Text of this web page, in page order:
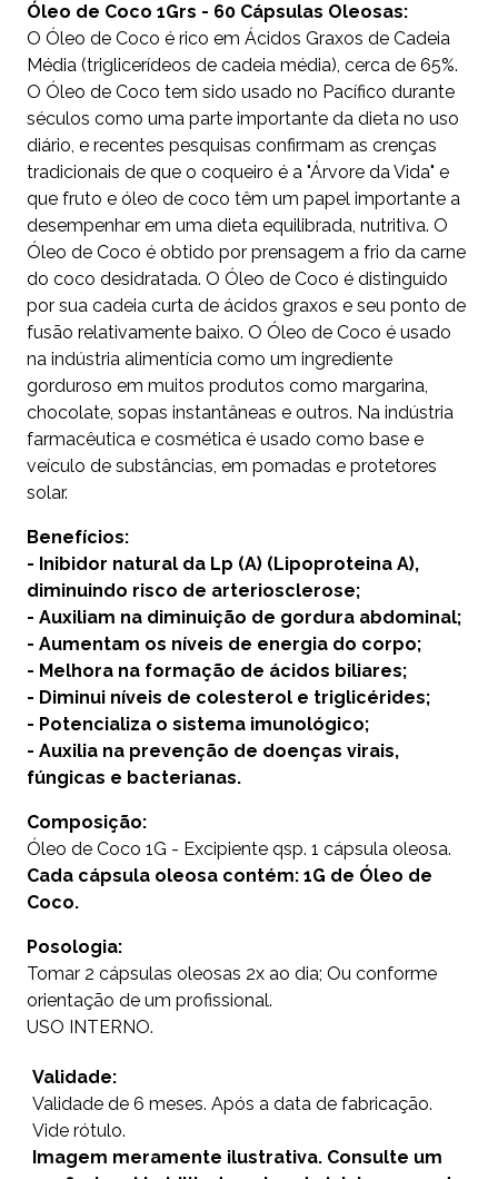
Óleo de Coco 1Grs - 60 Cápsulas Oleosas:
O Óleo de Coco é rico em Ácidos Graxos de Cadeia
Média (triglicerídeos de cadeia média), cerca de 65%.
O Óleo de Coco tem sido usado no Pacífico durante
séculos como uma parte importante da dieta no uso
diário, e recentes pesquisas confirmam as crenças
tradicionais de que o coqueiro é a "Árvore da Vida" e
que fruto e óleo de coco têm um papel importante a
desempenhar em uma dieta equilibrada, nutritiva. O
Óleo de Coco é obtido por prensagem a frio da carne
do coco desidratada. O Óleo de Coco é distinguido
por sua cadeia curta de ácidos graxos e seu ponto de
fusão relativamente baixo. O Óleo de Coco é usado
na indústria alimentícia como um ingrediente
gorduroso em muitos produtos como margarina,
chocolate, sopas instantâneas e outros. Na indústria
farmacêutica e cosmética é usado como base e
veículo de substâncias, em pomadas e protetores
solar.
Benefícios:
- Inibidor natural da Lp (A) (Lipoproteina A),
diminuindo risco de arteriosclerose;
- Auxiliam na diminuição de gordura abdominal;
- Aumentam os níveis de energia do corpo;
- Melhora na formação de ácidos biliares;
- Diminui níveis de colesterol e triglicérides;
- Potencializa o sistema imunológico;
- Auxilia na prevenção de doenças virais,
fúngicas e bacterianas.
Composição:
Óleo de Coco 1G - Excipiente qsp. 1 cápsula oleosa.
Cada cápsula oleosa contém: 1G de Óleo de
Coco.
Posologia:
Tomar 2 cápsulas oleosas 2x ao dia; Ou conforme
orientação de um profissional.
USO INTERNO.
Validade:
Validade de 6 meses. Após a data de fabricação.
Vide rótulo.
Imagem meramente ilustrativa. Consulte um